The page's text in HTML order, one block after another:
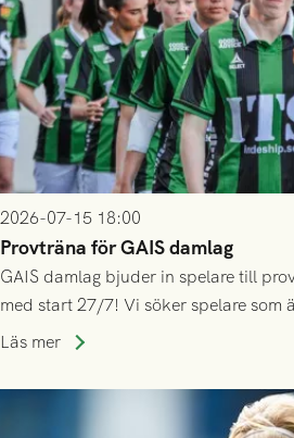
2026-07-15 18:00
Provträna för GAIS damlag
GAIS damlag bjuder in spelare till
med start 27/7! Vi söker spelare som
division 3-nivå.
Läs mer